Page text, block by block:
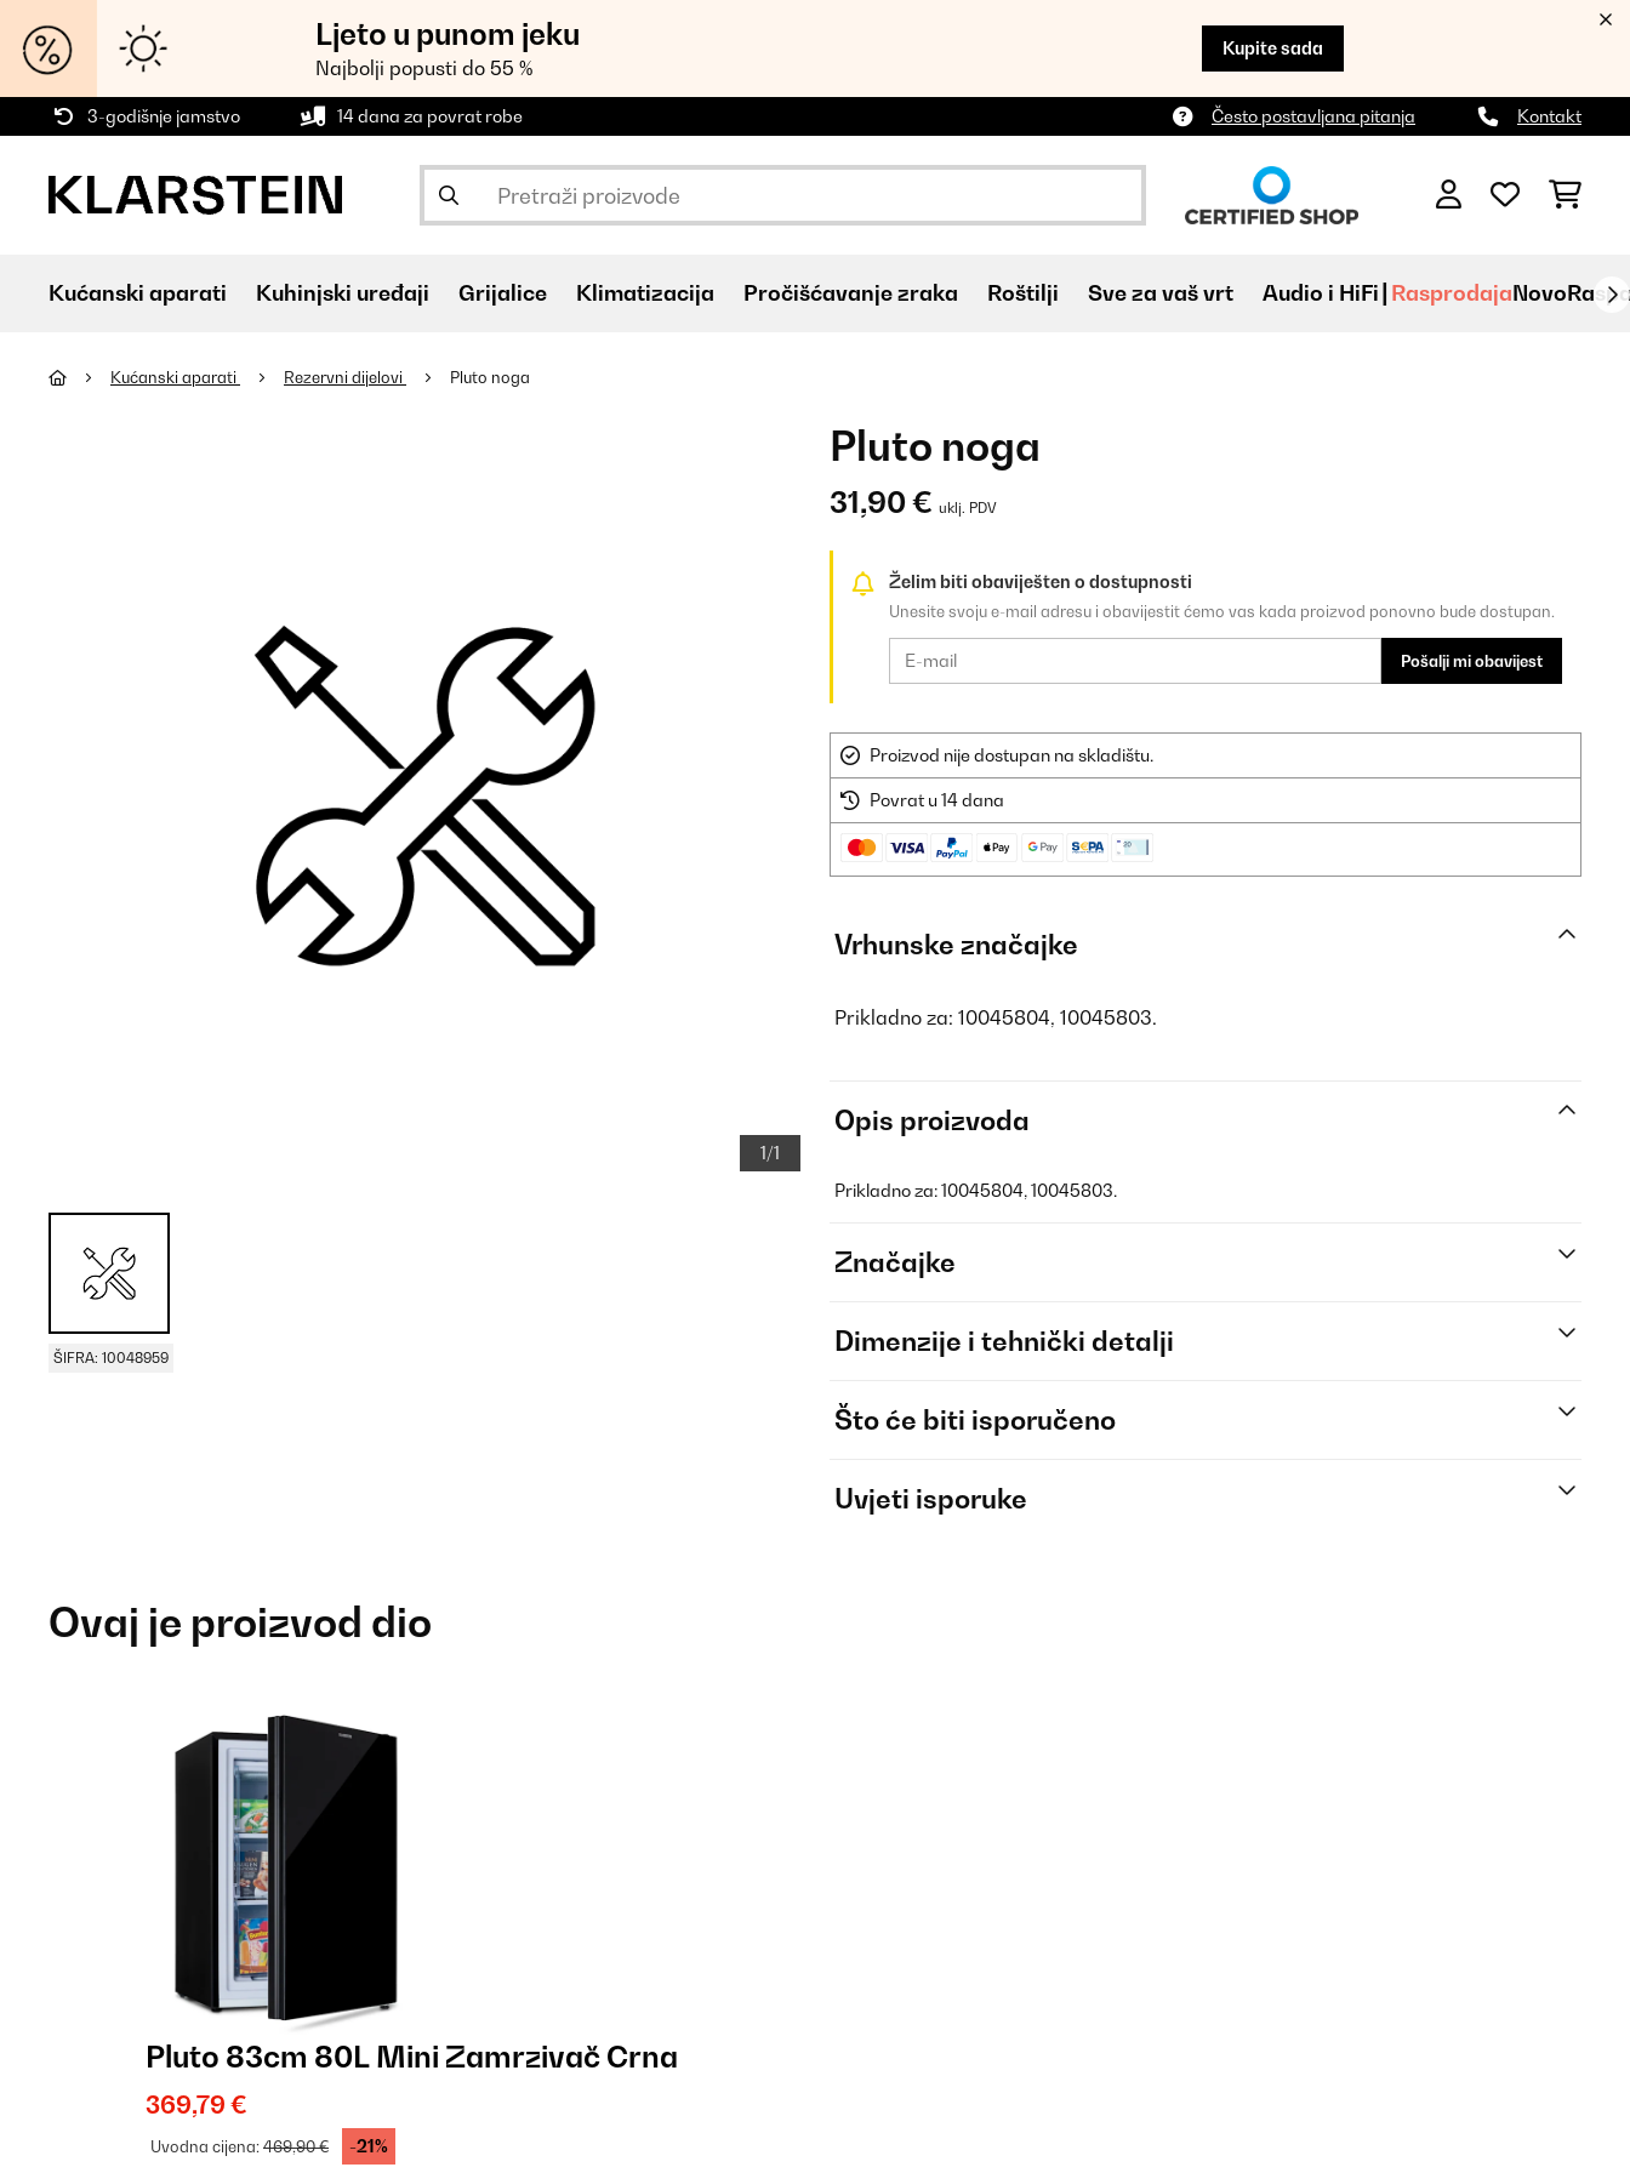
Ljeto u punom jeku
Najbolji popusti do 55 %
Kupite sada
3-godišnje jamstvo 14 dana za povrat robe Često postavljana pitanja Kontakt
Kućanski aparati Kuhinjski uređaji Grijalice Klimatizacija Pročišćavanje zraka Roštilji Sve za vaš vrt Audio i HiFi RasprodajaNovo
Kućanski aparati Rezervni dijelovi Pluto noga
1/1
ŠIFRA: 10048959
Pluto noga
31,90 € uklj. PDV
Želim biti obaviješten o dostupnosti
Unesite svoju e-mail adresu i obavijestit ćemo vas kada proizvod ponovno bude dostupan.
Pošalji mi obavijest
Proizvod nije dostupan na skladištu.
Povrat u 14 dana
Vrhunske značajke
Prikladno za: 10045804, 10045803.
Opis proizvoda
Prikladno za: 10045804, 10045803.
Značajke
Dimenzije i tehnički detalji
Što će biti isporučeno
Uvjeti isporuke
Ovaj je proizvod dio
Pluto 83cm 80L Mini Zamrzivač Crna
369,79 €
Uvodna cijena:469,90 € -21%